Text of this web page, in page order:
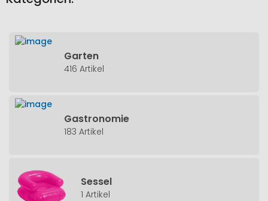
Garten
416 Artikel
Gastronomie
183 Artikel
Sessel
1 Artikel